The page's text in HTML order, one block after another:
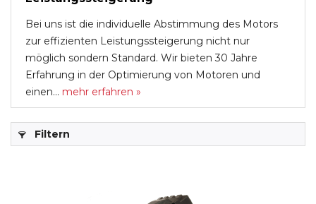
Bei uns ist die individuelle Abstimmung des Motors
zur effizienten Leistungssteigerung nicht nur
möglich sondern Standard. Wir bieten 30 Jahre
Erfahrung in der Optimierung von Motoren und
einen... mehr erfahren »
Filtern